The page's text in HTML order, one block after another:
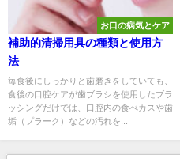
お口の病気とケア
補助的清掃用具の種類と使用方
法
毎食後にしっかりと歯磨きをしていても、
食後の口腔ケアが歯ブラシを使用したブラ
ッシングだけでは、口腔内の食べカスや歯
垢（プラーク）などの汚れを...